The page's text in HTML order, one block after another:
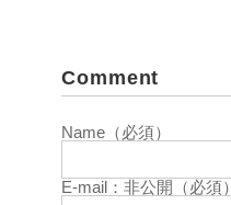
Comment
Name（必須）
E-mail：非公開（必須）